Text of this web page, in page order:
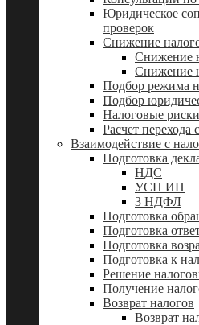
Юридическое
проверок
Снижение
Снижение
Снижение
Подбор режима
Подбор
Налоговые риски
Расчет
Взаимодействие с
Подготовка
НДС
УСН ИП
3 НДФЛ
Подготовка
Подготовка
Подготовка
Подготовка к
Решение
Получение
Возврат налогов
Возврат